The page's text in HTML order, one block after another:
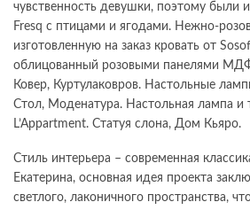
чувственность девушки, поэтому были
Fresq с птицами и ягодами. Нежно-
изготовленную на заказ кровать от
облицованный розовыми панелями
Ковер, Куртулаковров. Настольные
Стол, Моденатура. Настольная лампа и
L’Appartment. Статуя слона, Дом Кьяро.
Стиль интерьера – современная
Екатерина, основная идея проекта
светлого, лаконичного пространства,